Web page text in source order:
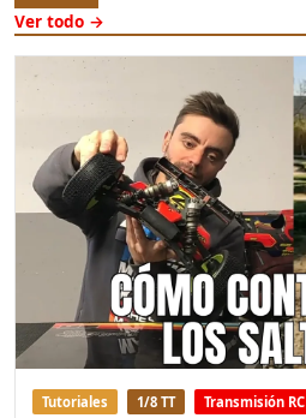
Ver todo →
Tutoriales 1/8 TT Transmisión RC